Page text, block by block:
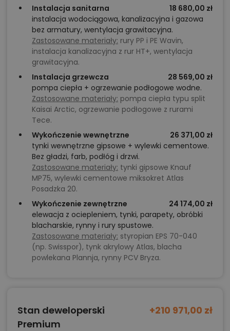
Instalacja sanitarna
18 680,00 zł
instalacja wodociągowa, kanalizacyjna i gazowa
bez armatury, wentylacja grawitacyjna.
Zastosowane materiały: rury PP i PE Wavin,
instalacja kanalizacyjna z rur HT+, wentylacja
grawitacyjna.
Instalacja grzewcza
28 569,00 zł
pompa ciepła + ogrzewanie podłogowe wodne.
Zastosowane materiały: pompa ciepła typu split
Kaisai Arctic, ogrzewanie podłogowe z rurami
Tece.
Wykończenie wewnętrzne
26 371,00 zł
tynki wewnętrzne gipsowe + wylewki cementowe.
Bez gładzi, farb, podłóg i drzwi.
Zastosowane materiały: tynki gipsowe Knauf
MP75, wylewki cementowe miksokret Atlas
Posadzka 20.
Wykończenie zewnętrzne
24 174,00 zł
elewacja z ociepleniem, tynki, parapety, obróbki
blacharskie, rynny i rury spustowe.
Zastosowane materiały: styropian EPS 70-040
(np. Swisspor), tynk akrylowy Atlas, blacha
powlekana Plannja, rynny PCV Bryza.
Stan deweloperski
Premium
+210 971,00 zł